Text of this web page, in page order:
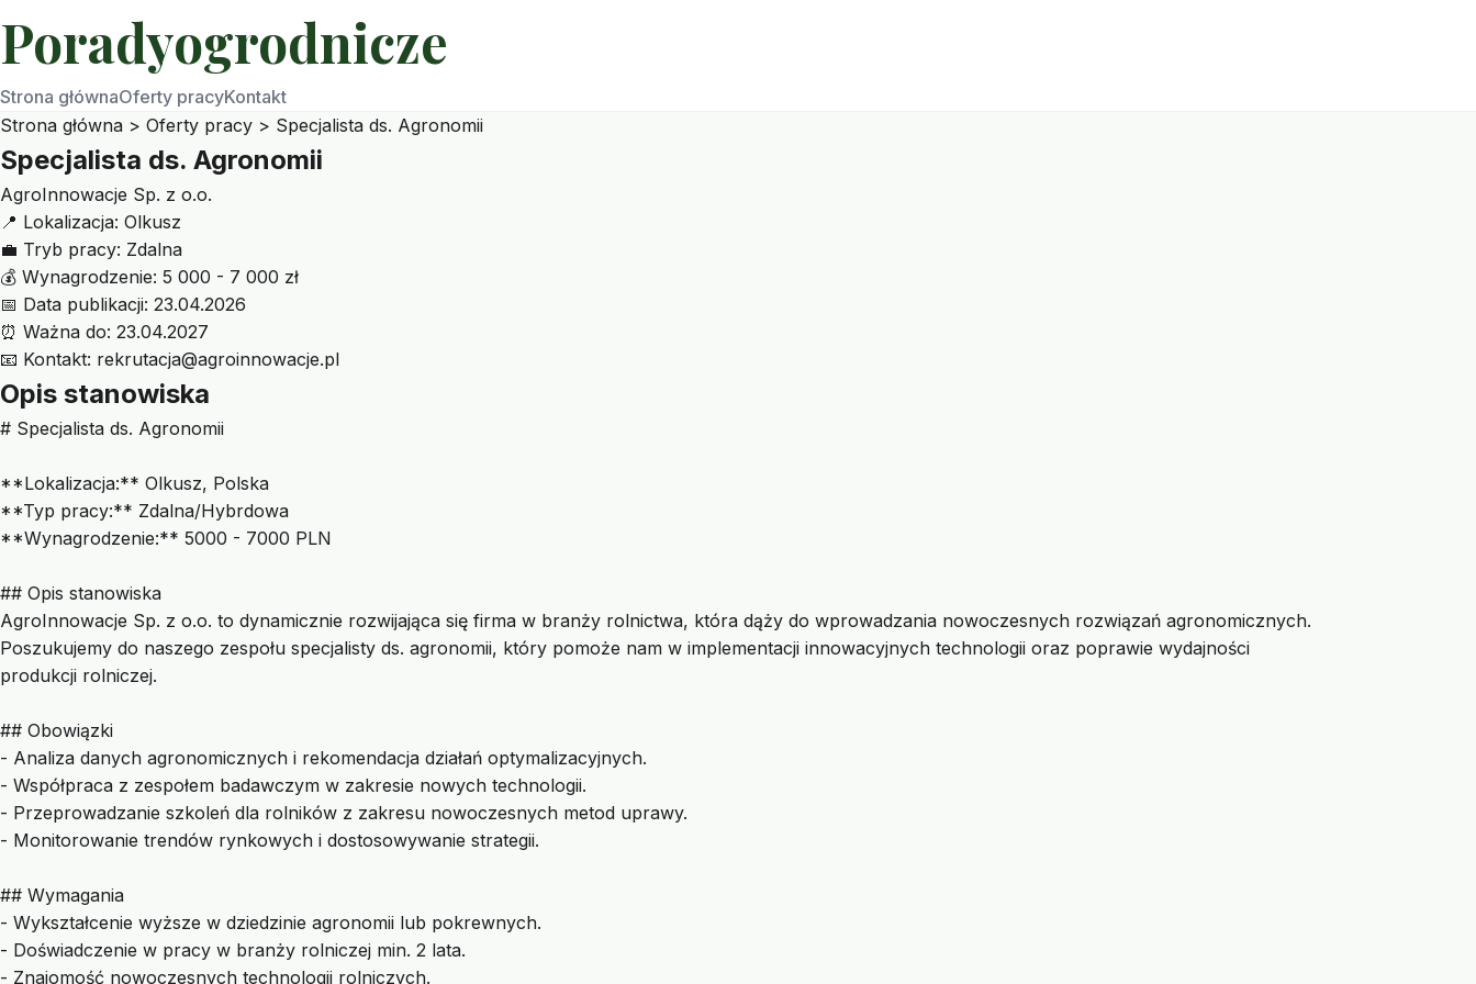
Poradyogrodnicze
Strona głównaOferty pracyKontakt
Strona główna > Oferty pracy > Specjalista ds. Agronomii
Specjalista ds. Agronomii
AgroInnowacje Sp. z o.o.
📍 Lokalizacja: Olkusz
💼 Tryb pracy: Zdalna
💰 Wynagrodzenie: 5 000 - 7 000 zł
📅 Data publikacji: 23.04.2026
⏰ Ważna do: 23.04.2027
📧 Kontakt: rekrutacja@agroinnowacje.pl
Opis stanowiska
# Specjalista ds. Agronomii
**Lokalizacja:** Olkusz, Polska
**Typ pracy:** Zdalna/Hybrdowa
**Wynagrodzenie:** 5000 - 7000 PLN
## Opis stanowiska
AgroInnowacje Sp. z o.o. to dynamicznie rozwijająca się firma w branży rolnictwa, która dąży do wprowadzania nowoczesnych rozwiązań agronomicznych.
Poszukujemy do naszego zespołu specjalisty ds. agronomii, który pomoże nam w implementacji innowacyjnych technologii oraz poprawie wydajności
produkcji rolniczej.
## Obowiązki
- Analiza danych agronomicznych i rekomendacja działań optymalizacyjnych.
- Współpraca z zespołem badawczym w zakresie nowych technologii.
- Przeprowadzanie szkoleń dla rolników z zakresu nowoczesnych metod uprawy.
- Monitorowanie trendów rynkowych i dostosowywanie strategii.
## Wymagania
- Wykształcenie wyższe w dziedzinie agronomii lub pokrewnych.
- Doświadczenie w pracy w branży rolniczej min. 2 lata.
- Znajomość nowoczesnych technologii rolniczych.